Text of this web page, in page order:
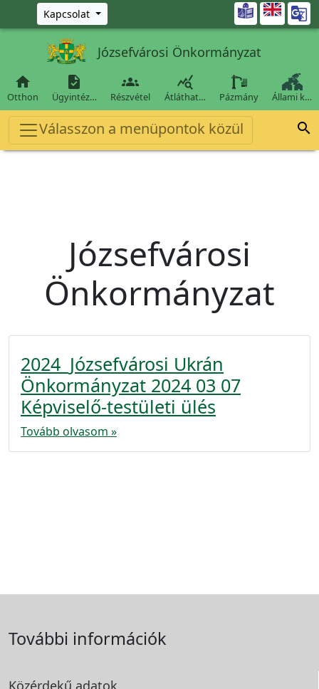
Ugrás a fő tartalomra
Kapcsolat 
Józsefvárosi Önkormányzat

Otthon

Ügyintéz…

Részvétel

Átláthat… Pázmány Állami k…
Válasszon a menüpontok közül 
Józsefvárosi
Önkormányzat
2024_Józsefvárosi Ukrán
Önkormányzat 2024 03 07
Képviselő-testületi ülés
Tovább olvasom »
További információk
Közérdekű adatok